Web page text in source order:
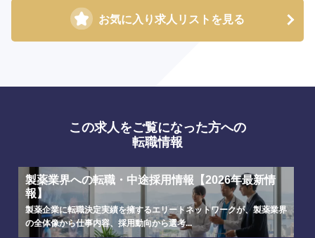
お気に入り求人リストを見る
この求人をご覧になった方への
転職情報
製薬業界への転職・中途採用情報【2026年最新情
報】
製薬企業に転職決定実績を擁するエリートネットワークが、製薬業界
の全体像から仕事内容、採用動向から選考...